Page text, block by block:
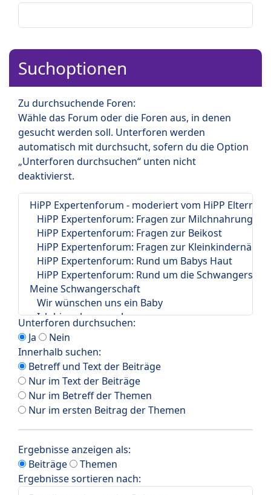
Suchoptionen
Zu durchsuchende Foren:
Wähle das Forum oder die Foren aus, in denen
gesucht werden soll. Unterforen werden
automatisch mit durchsucht, sofern du die Option
„Unterforen durchsuchen“ unten nicht
deaktivierst.
Unterforen durchsuchen:
Ja
Nein
Innerhalb suchen:
Betreff und Text der Beiträge
Nur im Text der Beiträge
Nur im Betreff der Themen
Nur im ersten Beitrag der Themen
Ergebnisse anzeigen als:
Beiträge
Themen
Ergebnisse sortieren nach: